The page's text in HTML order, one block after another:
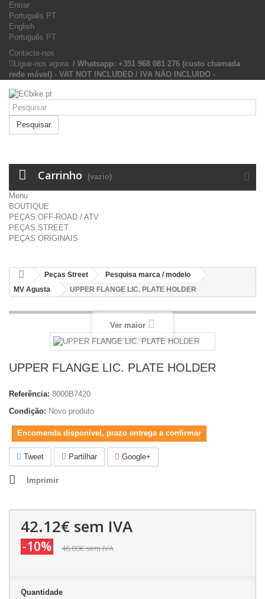
Entrar
Português PT
English
Português PT
Contacte-nos
Ligue-nos agora: / Whatsapp: +351 968 081 276 (custo chamada
rede móvel) - VAT NOT INCLUDED / IVA NÃO INCLUIDO -
Pesquisar
Carrinho (vazio)
Menu
BOUTIQUE
PEÇAS OFF-ROAD / ATV
PEÇAS STREET
PEÇAS ORIGINAIS
Peças Street
Pesquisa marca / modelo
MV Agusta
UPPER FLANGE LIC. PLATE HOLDER
Ver maior
UPPER FLANGE LIC. PLATE HOLDER
Referência: 8000B7420
Condição: Novo produto
Encomenda disponivel, prazo entrega a confirmar
Tweet Partilhar Google+
Imprimir
42.12€ sem IVA
-10% 46.80€sem IVA
Quantidade